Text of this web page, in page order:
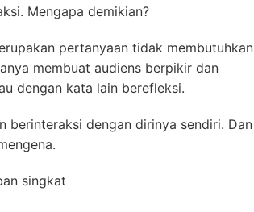
Mengapa demikian?
pertanyaan tidak membutuhkan
membuat audiens berpikir dan
dengan kata lain berefleksi.
berinteraksi dengan dirinya sendiri. Dan
singkat